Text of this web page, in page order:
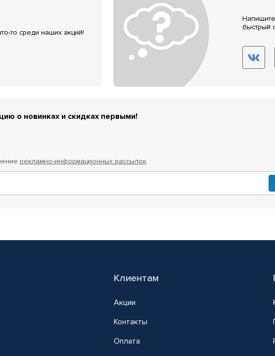
то среди наших акций!
быстрый
о новинках и скидках первыми!
рекламно-информационных рассылок
Клиентам
Акции
Контакты
Оплата